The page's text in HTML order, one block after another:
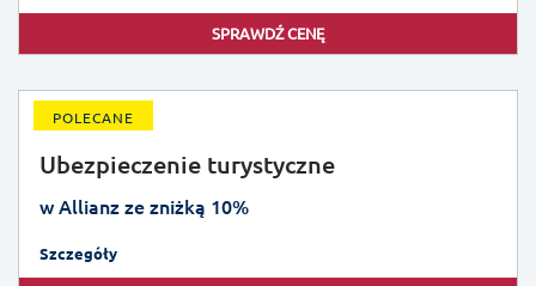
SPRAWDŹ CENĘ
POLECANE
Ubezpieczenie turystyczne
w Allianz ze zniżką 10%
Szczegóły